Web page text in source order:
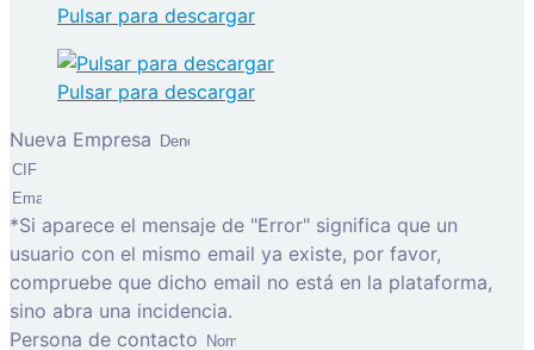
Pulsar para descargar
Pulsar para descargar
Nueva Empresa
*Si aparece el mensaje de "Error" significa que un
usuario con el mismo email ya existe, por favor,
compruebe que dicho email no está en la plataforma,
sino abra una incidencia.
Persona de contacto